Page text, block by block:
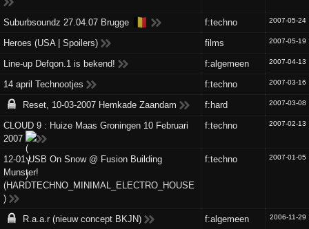
Suburbsoundz 27.04.07 Brugge 🇧🇪 f:techno 2007-05-24
Heroes (USA | Spoilers) films 2007-05-19
Line-up Defqon.1 is bekend! f:algemeen 2007-04-13
14 april Technootjes f:techno 2007-03-16
Reset, 10-03-2007 Hemkade Zaandam f:hard 2007-03-08
CLOUD 9 : Huize Maas Groningen 10 Februari
2007
f:techno 2007-02-13
12-01 USB On Snow @ Fusion Building
Munster!
(HARDTECHNO_MINIMAL_ELECTRO_HOUSE
)
f:techno 2007-01-05
R.a.a.r (nieuw concept BKJN) f:algemeen 2006-11-29